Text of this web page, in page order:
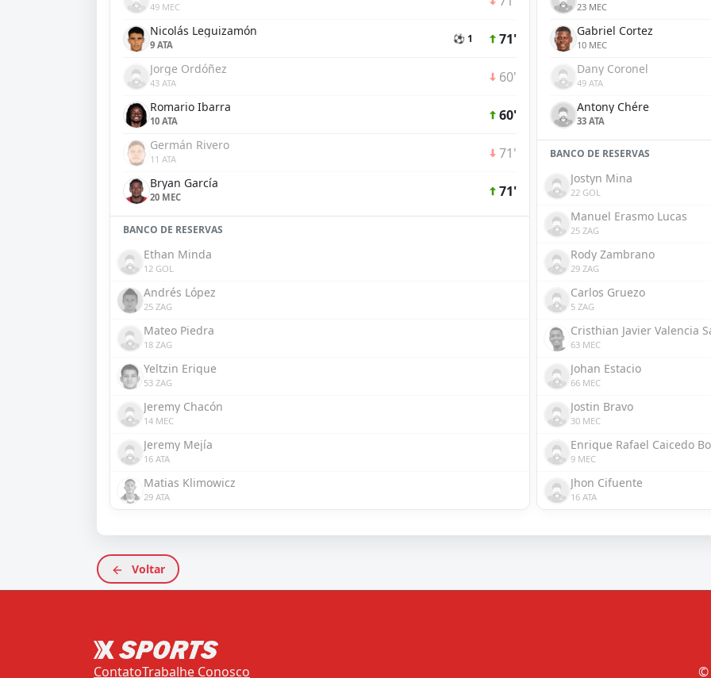
49 MEC
Nicolás Leguizamón
9 ATA ⚽ 1 71'
Jorge Ordóñez
43 ATA 60'
Romario Ibarra
10 ATA 60'
Germán Rivero
11 ATA 71'
Bryan García
20 MEC 71'
BANCO DE RESERVAS
Ethan Minda
12 GOL
Andrés López
25 ZAG
Mateo Piedra
18 ZAG
Yeltzin Erique
53 ZAG
Jeremy Chacón
14 MEC
Jeremy Mejía
16 ATA
Matias Klimowicz
29 ATA
23 MEC
Gabriel Cortez
10 MEC
Dany Coronel
49 ATA
Antony Chére
33 ATA
BANCO DE RESERVAS
Jostyn Mina
22 GOL
Manuel Erasmo Lucas
25 ZAG
Rody Zambrano
29 ZAG
Carlos Gruezo
5 ZAG
Cristhian Javier Valencia
63 MEC
Johan Estacio
66 MEC
Jostin Bravo
30 MEC
Enrique Rafael Caicedo
9 MEC
Jhon Cifuente
16 ATA
Voltar
ContatoTrabalhe Conosco ©